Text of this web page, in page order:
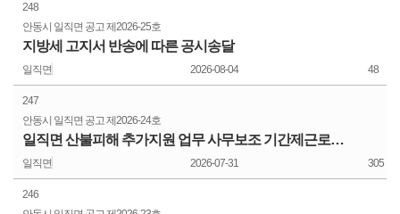
248
안동시 일직면 공고제2026-25호
지방세 고지서 반송에 따른 공시송달
일직면 2026-08-04 48
247
안동시 일직면 공고제2026-24호
일직면 산불피해 추가지원 업무 사무보조 기간제근로자 채용 공고
일직면 2026-07-31 305
246